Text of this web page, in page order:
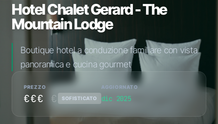
Hotel Chalet Gerard - The
Mountain Lodge
Boutique hotel a conduzione familiare con vista
panoramica e cucina gourmet
PREZZO
€€€ € SOFISTICATO
AGGIORNATO
dic 2025